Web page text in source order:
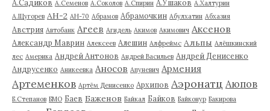
А.Садиков А.Семенов А.Соколов А.Спирин А.Ушаков А.Халтурин
А.Щугорев АН-2 АН-70 Абрамов Абрамочкин Абулхатин Абхазия
Австрия Автобанк Агеев Агидель Акимов Акимович Аксенов
Александр Маврин Алексеев Алешин Алфреймс Альпы Алёшкинский
лес Америка Андрей Антонов Андрей Васильев Андрей Денисенко
Андрусенко Аникеевка Аносов Апуневич Армения
Артеменков Артём Денисенко Архипов Аэронатц Аюпов
Б.Степанов БМО Баев Баженов Байкал Байков Байконур Бакирова